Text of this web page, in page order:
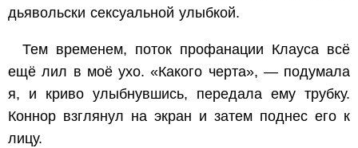
дьявольски сексуальной улыбкой.
Тем временем, поток профанации Клауса всё
ещё лил в моё ухо. «Какого черта», — подумала
я, и криво улыбнувшись, передала ему трубку.
Коннор взглянул на экран и затем поднес его к
лицу.